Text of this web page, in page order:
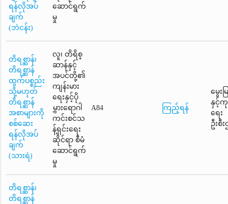
ရန်လိုအပ်
ချက်
(ဘဲငန်း)
ဆောင်ရွက်
မှု
တိရစ္ဆာန်၊
တိရစ္ဆာန်
ထွက်ပစ္စည်း
သို့မဟုတ်
တိရစ္ဆာန်
အစာများကို
စစ်ဆေး
ရန်လိုအပ်
ချက်
(သားရဲ)
လူ၊ တိရိစ္
ဆာန်နှင့်
အပင်တို့၏
ကျန်းမား
ရေးနှင့်ပို
မွှားရောဂါ
ကင်းစင်သ
န့်ရှင်းရေး
ဆိုင်ရာ စီမံ
ဆောင်ရွက်
မှု
A84 ကြည့်ရန်
မွေး
နှင့်
ရေး
ဦးစီး
တိရစ္ဆာန်၊
တိရစ္ဆာန်